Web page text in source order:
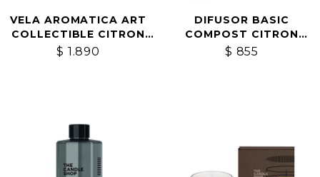
VELA AROMATICA ART
COLLECTIBLE CITRON
MUGUET
$ 1.890
DIFUSOR BASIC
COMPOST CITRON
MUGUET
$ 855